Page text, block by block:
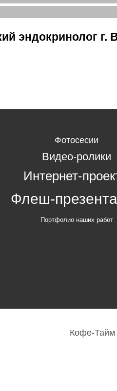
эндокринолог г.
Фотосесии
Видео-ролики
Интернет-
Флеш-
Портфолио наших работ
Кофе-Тайм